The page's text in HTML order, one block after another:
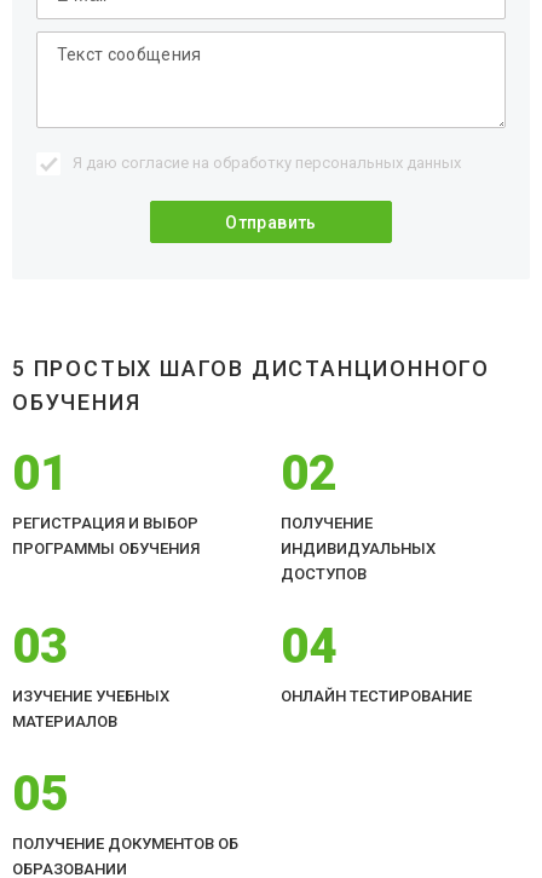
Я даю согласие на обработку персональных данных
5 ПРОСТЫХ ШАГОВ ДИСТАНЦИОННОГО
ОБУЧЕНИЯ
01
РЕГИСТРАЦИЯ И ВЫБОР
ПРОГРАММЫ ОБУЧЕНИЯ
02
ПОЛУЧЕНИЕ
ИНДИВИДУАЛЬНЫХ
ДОСТУПОВ
03
ИЗУЧЕНИЕ УЧЕБНЫХ
МАТЕРИАЛОВ
04
ОНЛАЙН ТЕСТИРОВАНИЕ
05
ПОЛУЧЕНИЕ ДОКУМЕНТОВ ОБ
ОБРАЗОВАНИИ